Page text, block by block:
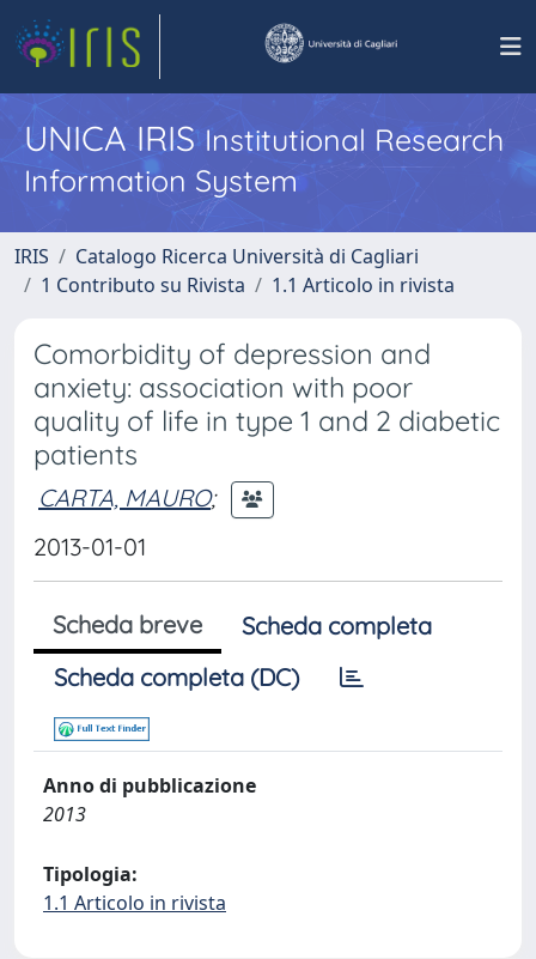
UNICA IRISInstitutional Research
Information System
IRIS
Catalogo Ricerca Università di Cagliari
1 Contributo su Rivista
1.1 Articolo in rivista
Comorbidity of depression and
anxiety: association with poor
quality of life in type 1 and 2 diabetic
patients
CARTA, MAURO;
2013-01-01
Scheda breve
Scheda completa
Scheda completa (DC)
Anno di pubblicazione
2013
Tipologia:
1.1 Articolo in rivista